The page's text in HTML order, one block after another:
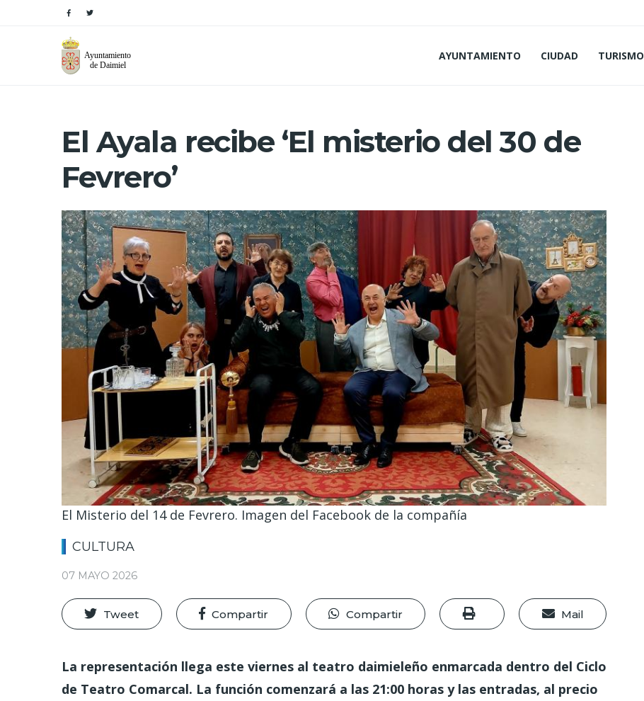
AYUNTAMIENTO CIUDAD TURISMO
El Ayala recibe ‘El misterio del 30 de
Fevrero’
El Misterio del 14 de Fevrero. Imagen del Facebook de la compañía
CULTURA
07 MAYO 2026
Tweet Compartir Compartir Mail
La representación llega este viernes al teatro daimieleño enmarcada dentro del Ciclo
de Teatro Comarcal. La función comenzará a las 21:00 horas y las entradas, al precio